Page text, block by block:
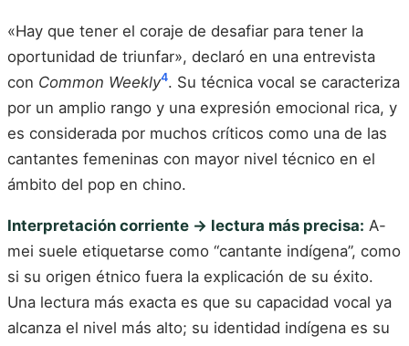
«Hay que tener el coraje de desafiar para tener la
oportunidad de triunfar», declaró en una entrevista
con Common Weekly4. Su técnica vocal se caracteriza
por un amplio rango y una expresión emocional rica, y
es considerada por muchos críticos como una de las
cantantes femeninas con mayor nivel técnico en el
ámbito del pop en chino.
Interpretación corriente → lectura más precisa: A-
mei suele etiquetarse como “cantante indígena”, como
si su origen étnico fuera la explicación de su éxito.
Una lectura más exacta es que su capacidad vocal ya
alcanza el nivel más alto; su identidad indígena es su